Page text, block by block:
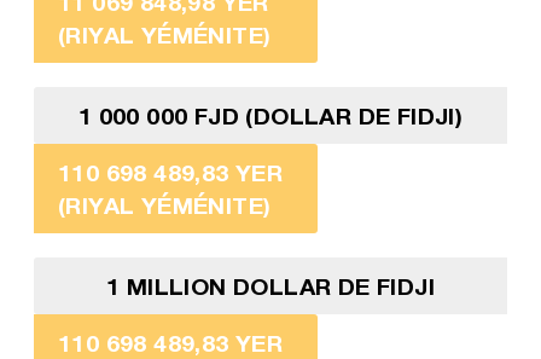
(RIYAL YÉMÉNITE)
1 000 000 FJD (DOLLAR DE FIDJI)
110 698 489,83 YER
(RIYAL YÉMÉNITE)
1 MILLION DOLLAR DE FIDJI
110 698 489,83 YER